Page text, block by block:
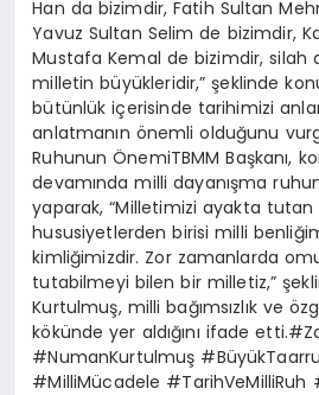
Han da bizimdir, Fatih Sultan
Yavuz Sultan Selim de bizimdir,
Mustafa Kemal de bizimdir, silah
milletin büyükleridir,” şeklinde
bütünlük içerisinde tarihimizi
anlatmanın önemli olduğunu
Ruhunun ÖnemiTBMM Başkanı,
devamında milli dayanışma
yaparak, “Milletimizi ayakta
hususiyetlerden birisi milli
kimliğimizdir. Zor zamanlarda
tutabilmeyi bilen bir milletiz,”
Kurtulmuş, milli bağımsızlık ve
kökünde yer aldığını ifade
#NumanKurtulmuş
#MilliMücadele #TarihVeMilliRuh